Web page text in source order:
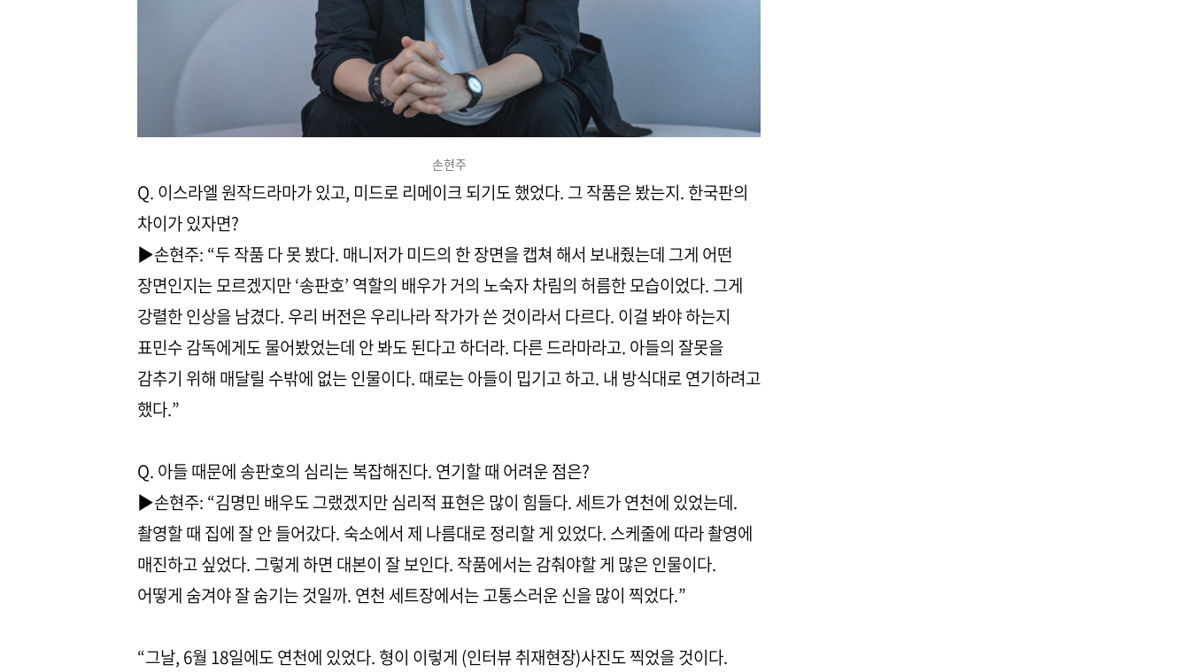
손현주
Q. 이스라엘 원작드라마가 있고, 미드로 리메이크 되기도 했었다. 그 작품은 봤는지. 한국판의
차이가 있자면?
▶손현주: “두 작품 다 못 봤다. 매니저가 미드의 한 장면을 캡쳐 해서 보내줬는데 그게 어떤
장면인지는 모르겠지만 ‘송판호’ 역할의 배우가 거의 노숙자 차림의 허름한 모습이었다. 그게
강렬한 인상을 남겼다. 우리 버전은 우리나라 작가가 쓴 것이라서 다르다. 이걸 봐야 하는지
표민수 감독에게도 물어봤었는데 안 봐도 된다고 하더라. 다른 드라마라고. 아들의 잘못을
감추기 위해 매달릴 수밖에 없는 인물이다. 때로는 아들이 밉기고 하고. 내 방식대로 연기하려고
했다.”
Q. 아들 때문에 송판호의 심리는 복잡해진다. 연기할 때 어려운 점은?
▶손현주: “김명민 배우도 그랬겠지만 심리적 표현은 많이 힘들다. 세트가 연천에 있었는데.
촬영할 때 집에 잘 안 들어갔다. 숙소에서 제 나름대로 정리할 게 있었다. 스케줄에 따라 촬영에
매진하고 싶었다. 그렇게 하면 대본이 잘 보인다. 작품에서는 감춰야할 게 많은 인물이다.
어떻게 숨겨야 잘 숨기는 것일까. 연천 세트장에서는 고통스러운 신을 많이 찍었다.”
“그날, 6월 18일에도 연천에 있었다. 형이 이렇게 (인터뷰 취재현장)사진도 찍었을 것이다.